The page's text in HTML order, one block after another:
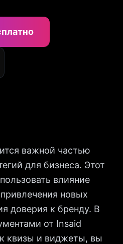
важной частью
для бизнеса. Этот
влияние
новых
доверия к бренду. В
от Insaid
квизы и виджеты, вы